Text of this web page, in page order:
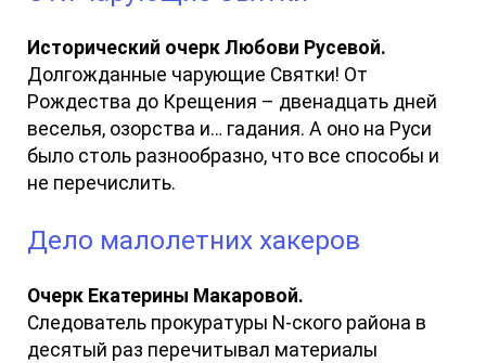
Исторический очерк Любови Русевой.
Долгожданные чарующие Святки! От
Рождества до Крещения – двенадцать дней
веселья, озорства и… гадания. А оно на Руси
было столь разнообразно, что все способы и
не перечислить.
Дело малолетних хакеров
Очерк Екатерины Макаровой.
Следователь прокуратуры N-ского района в
десятый раз перечитывал материалы